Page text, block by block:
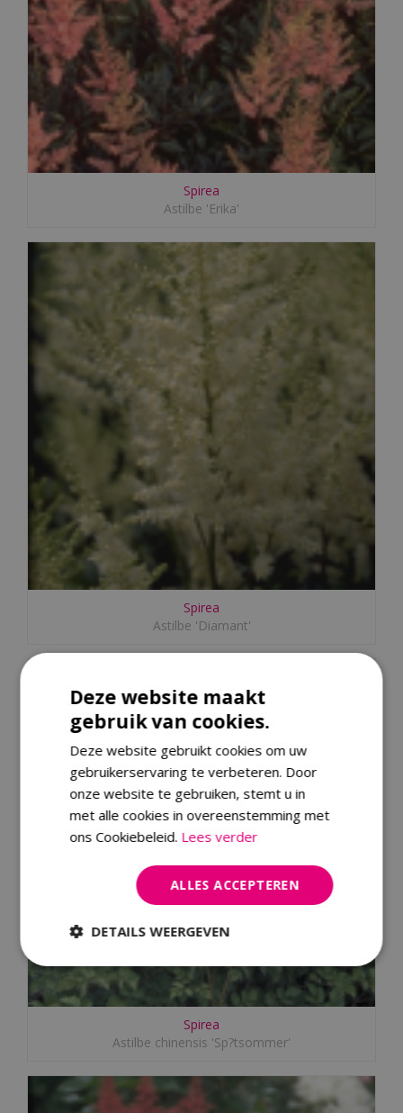
Spirea
Astilbe 'Erika'
Spirea
Astilbe 'Diamant'
Spirea
Astilbe chinensis 'Sp?tsommer'
Deze website maakt
gebruik van cookies.
Deze website gebruikt cookies om uw
gebruikerservaring te verbeteren. Door
onze website te gebruiken, stemt u in
met alle cookies in overeenstemming met
ons Cookiebeleid. Lees verder
ALLES ACCEPTEREN
DETAILS WEERGEVEN